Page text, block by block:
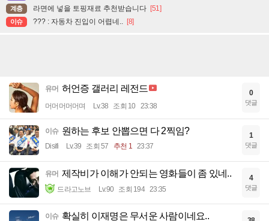
계층 라면에 넣을 토핑재료 추천받습니다 [51]
이슈 ??? : 자동차 진입이 어렵네.. [8]
유머 허언증 갤러리 레전드
머머머머머며 Lv.38 조회 10 23:38
0
댓글
이슈 원하는 후보 안뽑으면 다 2찍임?
Disifi Lv.39 조회 57 추천 1 23:37
1
댓글
유머 제작비가 이해가 안되는 영화들이 좀 있네..
드라고노브 Lv.90 조회 194 23:35
4
댓글
이슈 확실히 이재명은 무서운 사람이네요..